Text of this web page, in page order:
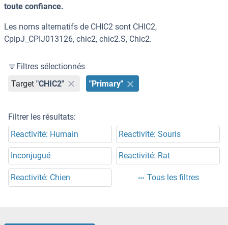
toute confiance.
Les noms alternatifs de CHIC2 sont CHIC2,
CpipJ_CPIJ013126, chic2, chic2.S, Chic2.
Filtres sélectionnés
Target "CHIC2" "Primary"
Filtrer les résultats:
Reactivité: Humain
Reactivité: Souris
Inconjugué Reactivité: Rat
Reactivité: Chien Tous les filtres